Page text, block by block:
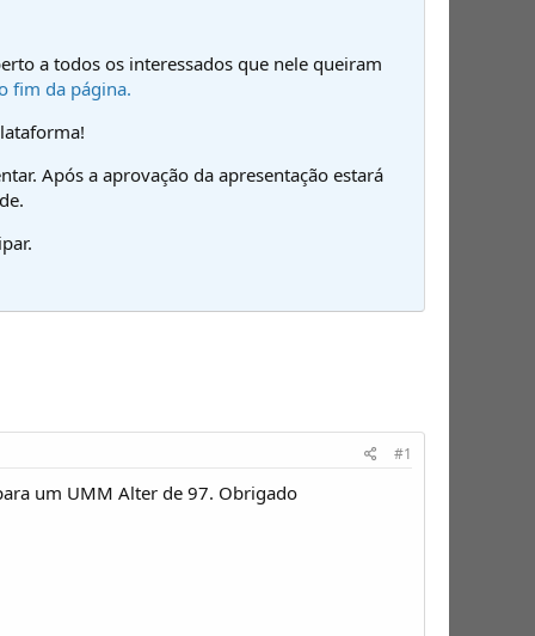
a todos os interessados que nele queiram
fim da página.
Após a aprovação da apresentação estará
#1
um UMM Alter de 97. Obrigado